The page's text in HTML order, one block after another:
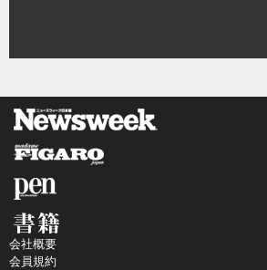
会社概要
会員規約